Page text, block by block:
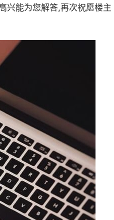
兴能为您解答,再次祝愿楼主